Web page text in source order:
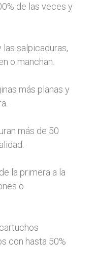
de las veces y
salpicaduras,
o manchan.
más planas y
más de 50
la primera a la
o
con hasta 50%